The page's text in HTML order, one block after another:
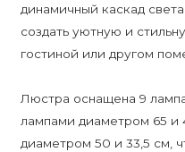
динамичный каскад
создать уютную и
гостиной или другом
Люстра оснащена 9
лампами диаметром 65 и
диаметром 50 и 33,5 см,